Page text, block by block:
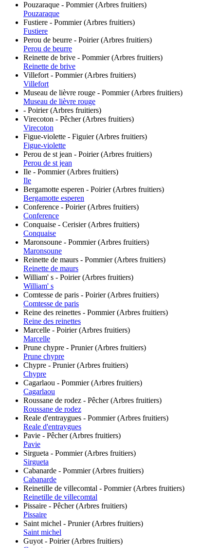
Pouzaraque - Pommier (Arbres fruitiers)
Pouzaraque
Fustiere - Pommier (Arbres fruitiers)
Fustiere
Perou de beurre - Poirier (Arbres fruitiers)
Perou de beurre
Reinette de brive - Pommier (Arbres fruitiers)
Reinette de brive
Villefort - Pommier (Arbres fruitiers)
Villefort
Museau de lièvre rouge - Pommier (Arbres fruitiers)
Museau de lièvre rouge
- Poirier (Arbres fruitiers)
Virecoton - Pêcher (Arbres fruitiers)
Virecoton
Figue-violette - Figuier (Arbres fruitiers)
Figue-violette
Perou de st jean - Poirier (Arbres fruitiers)
Perou de st jean
Ile - Pommier (Arbres fruitiers)
Ile
Bergamotte esperen - Poirier (Arbres fruitiers)
Bergamotte esperen
Conference - Poirier (Arbres fruitiers)
Conference
Conquaise - Cerisier (Arbres fruitiers)
Conquaise
Maronsoune - Pommier (Arbres fruitiers)
Maronsoune
Reinette de maurs - Pommier (Arbres fruitiers)
Reinette de maurs
William' s - Poirier (Arbres fruitiers)
William' s
Comtesse de paris - Poirier (Arbres fruitiers)
Comtesse de paris
Reine des reinettes - Pommier (Arbres fruitiers)
Reine des reinettes
Marcelle - Poirier (Arbres fruitiers)
Marcelle
Prune chypre - Prunier (Arbres fruitiers)
Prune chypre
Chypre - Prunier (Arbres fruitiers)
Chypre
Cagarlaou - Pommier (Arbres fruitiers)
Cagarlaou
Roussane de rodez - Pêcher (Arbres fruitiers)
Roussane de rodez
Reale d'entraygues - Pommier (Arbres fruitiers)
Reale d'entraygues
Pavie - Pêcher (Arbres fruitiers)
Pavie
Sirgueta - Pommier (Arbres fruitiers)
Sirgueta
Cabanarde - Pommier (Arbres fruitiers)
Cabanarde
Reinetille de villecomtal - Pommier (Arbres fruitiers)
Reinetille de villecomtal
Pissaire - Pêcher (Arbres fruitiers)
Pissaire
Saint michel - Prunier (Arbres fruitiers)
Saint michel
Guyot - Poirier (Arbres fruitiers)